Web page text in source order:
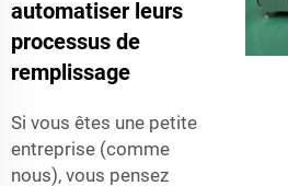
automatiser leurs
processus de
remplissage
Si vous êtes une petite
entreprise (comme
nous), vous pensez